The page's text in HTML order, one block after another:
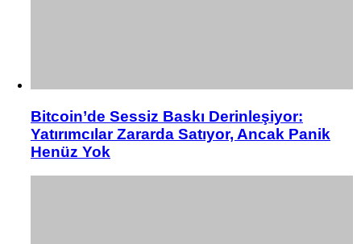
Bitcoin’de Sessiz Baskı Derinleşiyor:
Yatırımcılar Zararda Satıyor, Ancak Panik
Henüz Yok